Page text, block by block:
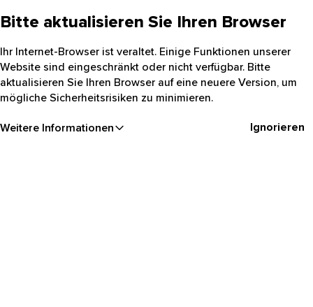
Bitte aktualisieren Sie Ihren Browser
Ihr Internet-Browser ist veraltet. Einige Funktionen unserer
Website sind eingeschränkt oder nicht verfügbar. Bitte
aktualisieren Sie Ihren Browser auf eine neuere Version, um
mögliche Sicherheitsrisiken zu minimieren.
Weitere Informationen Ignorieren